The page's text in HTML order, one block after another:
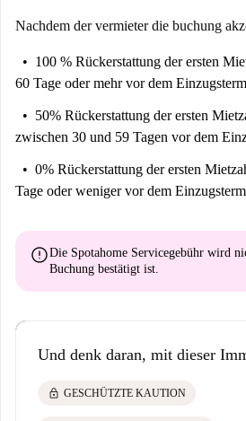
Nachdem der vermieter die buchung
100 % Rückerstattung der ersten
60 Tage oder mehr vor dem
50% Rückerstattung der ersten
zwischen 30 und 59 Tagen vor dem
0% Rückerstattung der ersten
Tage oder weniger vor dem
errorDie Spotahome Servicegebühr wird
Buchung bestätigt ist.
Und denk daran, mit dieser
lock GESCHÜTZTE KAUTION